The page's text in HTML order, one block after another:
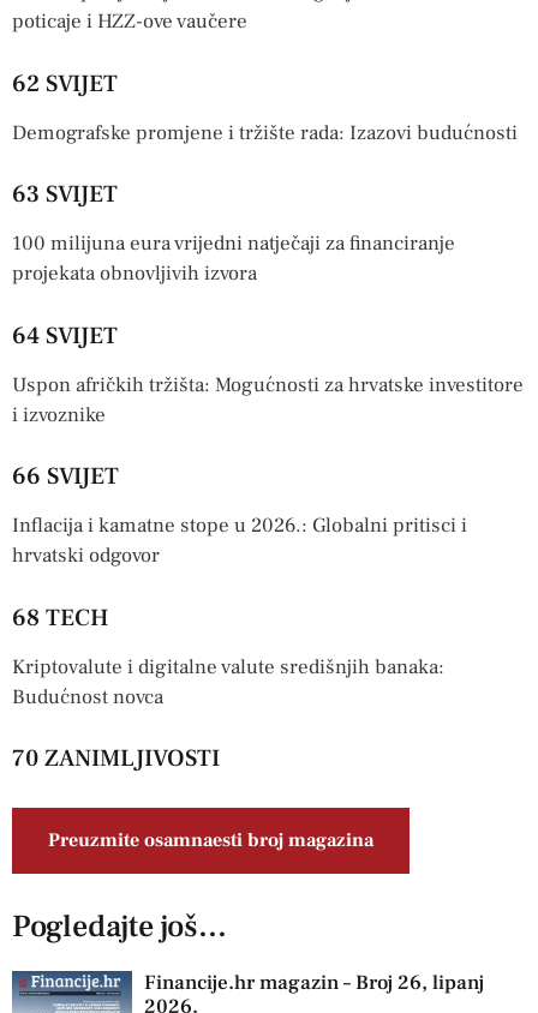
poticaje i HZZ-ove vaučere
62 SVIJET
Demografske promjene i tržište rada: Izazovi budućnosti
63 SVIJET
100 milijuna eura vrijedni natječaji za financiranje
projekata obnovljivih izvora
64 SVIJET
Uspon afričkih tržišta: Mogućnosti za hrvatske investitore
i izvoznike
66 SVIJET
Inflacija i kamatne stope u 2026.: Globalni pritisci i
hrvatski odgovor
68 TECH
Kriptovalute i digitalne valute središnjih banaka:
Budućnost novca
70 ZANIMLJIVOSTI
Preuzmite osamnaesti broj magazina
Pogledajte još...
Financije.hr magazin – Broj 26, lipanj
2026.